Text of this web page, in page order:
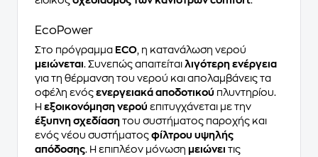
EcoPower
Στο πρόγραμμα ECO , η κατανάλωση νερού
μειώνεται . Συνεπώς απαιτείται λιγότερη ενέργεια
για τη θέρμανση του νερού και απολαμβάνεις τα
οφέλη ενός ενεργειακά αποδοτικού πλυντηρίου.
Η εξοικονόμηση νερού επιτυγχάνεται με την
έξυπνη σχεδίαση του συστήματος παροχής και
ενός νέου συστήματος φίλτρου υψηλής
απόδοσης . Η επιπλέον μόνωση μειώνει τις